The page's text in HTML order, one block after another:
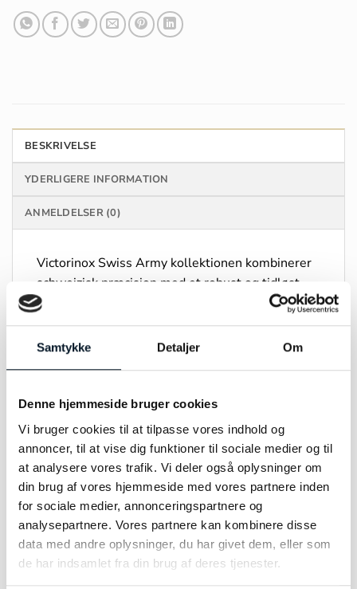
Samtykke Detaljer Om
Denne hjemmeside bruger cookies
Vi bruger cookies til at tilpasse vores indhold og
annoncer, til at vise dig funktioner til sociale medier og til
at analysere vores trafik. Vi deler også oplysninger om
din brug af vores hjemmeside med vores partnere inden
for sociale medier, annonceringspartnere og
analysepartnere. Vores partnere kan kombinere disse
data med andre oplysninger, du har givet dem, eller som
de har indsamlet fra din brug af deres tjenester.
BESKRIVELSE
YDERLIGERE INFORMATION
ANMELDELSER (0)
Victorinox Swiss Army kollektionen kombinerer
schweizisk præcision med et robust og tidløst
design. Urene er skabt med fokus på
funktionalitet og holdbarhed, hvilket gør dem
velegnede til både hverdagsbrug og udendørs
udstråler en enkel elegance, der afspejler
Victorinox’ arv inden for schweizisk håndværk og
innovation.
RELATEREDE VARER